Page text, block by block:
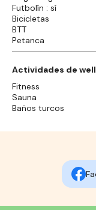
Futbolín : sí
Bicicletas
BTT
Petanca
Actividades de
Fitness
Sauna
Baños turcos